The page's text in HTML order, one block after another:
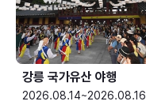
강릉 국가유산 야행
2026.08.14~2026.08.16